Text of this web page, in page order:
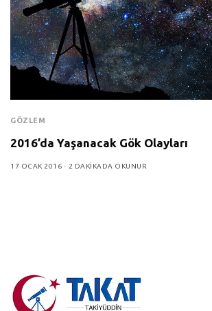
GÖZLEM
2016’da Yaşanacak Gök Olayları
17 OCAK 2016 2 DAKIKADA OKUNUR